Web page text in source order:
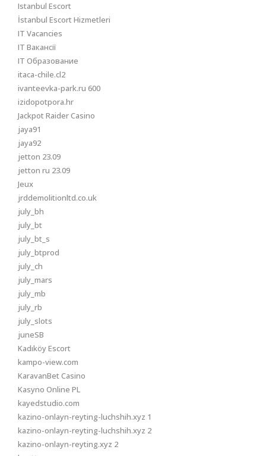
Istanbul Escort
İstanbul Escort Hizmetleri
IT Vacancies
IT Вакансії
IT Образование
itaca-chile.cl2
ivanteevka-park.ru 600
izidopotpora.hr
Jackpot Raider Casino
jaya91
jaya92
jetton 23.09
jetton ru 23.09
Jeux
jrddemolitionltd.co.uk
july_bh
july_bt
july_bt_s
july_btprod
july_ch
july_mars
july_mb
july_rb
july_slots
juneSB
Kadıköy Escort
kampo-view.com
KaravanBet Casino
Kasyno Online PL
kayedstudio.com
kazino-onlayn-reyting-luchshih.xyz 1
kazino-onlayn-reyting-luchshih.xyz 2
kazino-onlayn-reyting.xyz 2